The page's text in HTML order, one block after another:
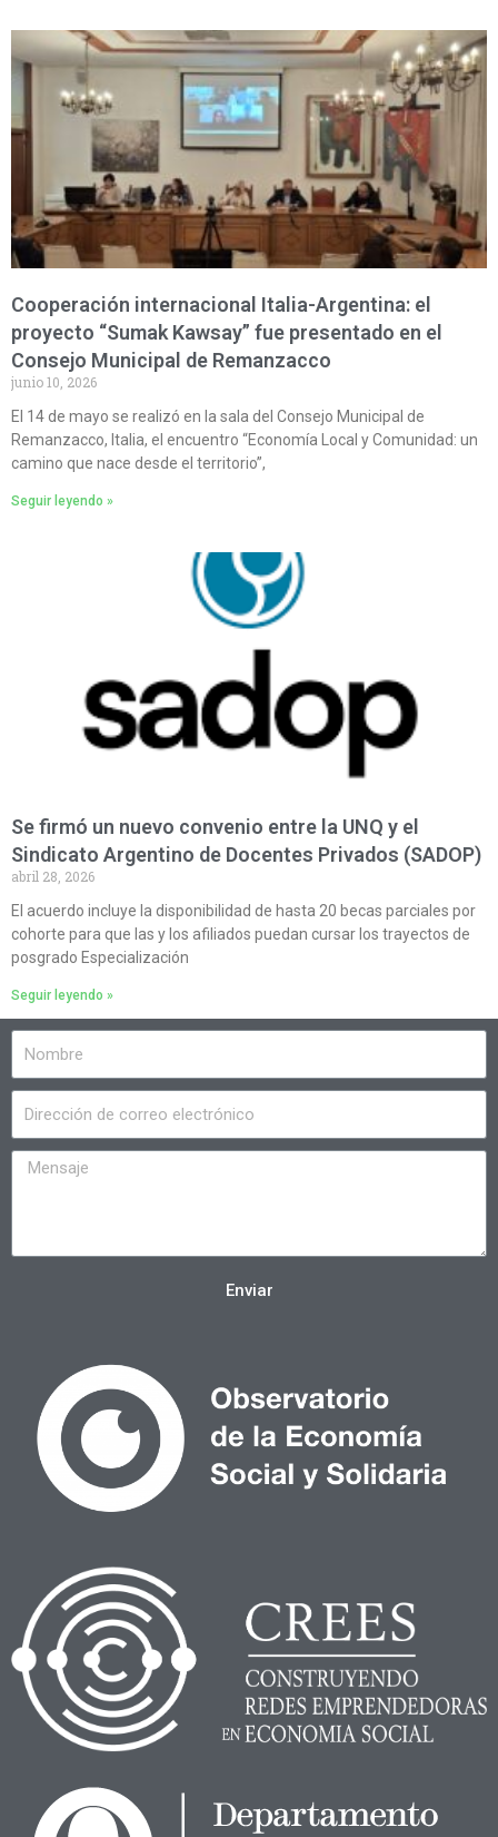
Cooperación internacional Italia-Argentina: el
proyecto “Sumak Kawsay” fue presentado en el
Consejo Municipal de Remanzacco
junio 10, 2026
El 14 de mayo se realizó en la sala del Consejo Municipal de
Remanzacco, Italia, el encuentro “Economía Local y Comunidad: un
camino que nace desde el territorio”,
Seguir leyendo »
Se firmó un nuevo convenio entre la UNQ y el
Sindicato Argentino de Docentes Privados (SADOP)
abril 28, 2026
El acuerdo incluye la disponibilidad de hasta 20 becas parciales por
cohorte para que las y los afiliados puedan cursar los trayectos de
posgrado Especialización
Seguir leyendo »
Enviar